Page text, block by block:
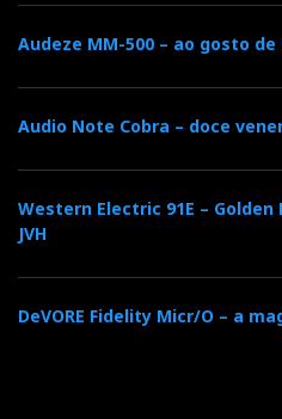
Não costumam deixar
um gira-discos Döhmann,
memória.
Audeze MM-500 – ao gosto
Audio Note Cobra – doce
Western Electric 91E –
JVH
DeVORE Fidelity Micr/O – a